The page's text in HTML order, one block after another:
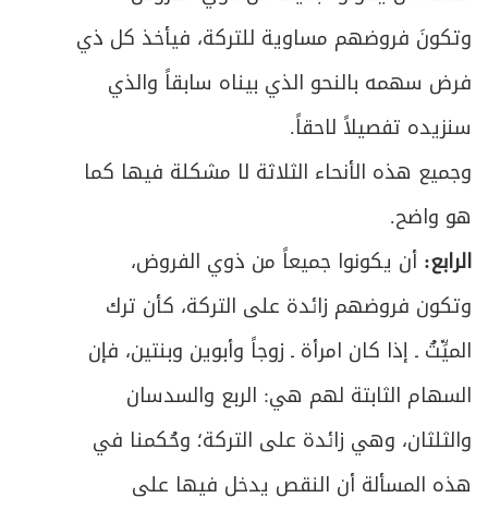
وتكونَ فروضهم مساوية للتركة، فيأخذ كل ذي
فرض سهمه بالنحو الذي بيناه سابقاً والذي
سنزيده تفصيلاً لاحقاً.
وجميع هذه الأنحاء الثلاثة لا مشكلة فيها كما
هو واضح.
الرابع: أن يكونوا جميعاً من ذوي الفروض،
وتكون فروضهم زائدة على التركة، كأن ترك
الميِّتُ ـ إذا كان امرأة ـ زوجاً وأبوين وبنتين، فإن
السهام الثابتة لهم هي: الربع والسدسان
والثلثان، وهي زائدة على التركة؛ وحُكمنا في
هذه المسألة أن النقص يدخل فيها على